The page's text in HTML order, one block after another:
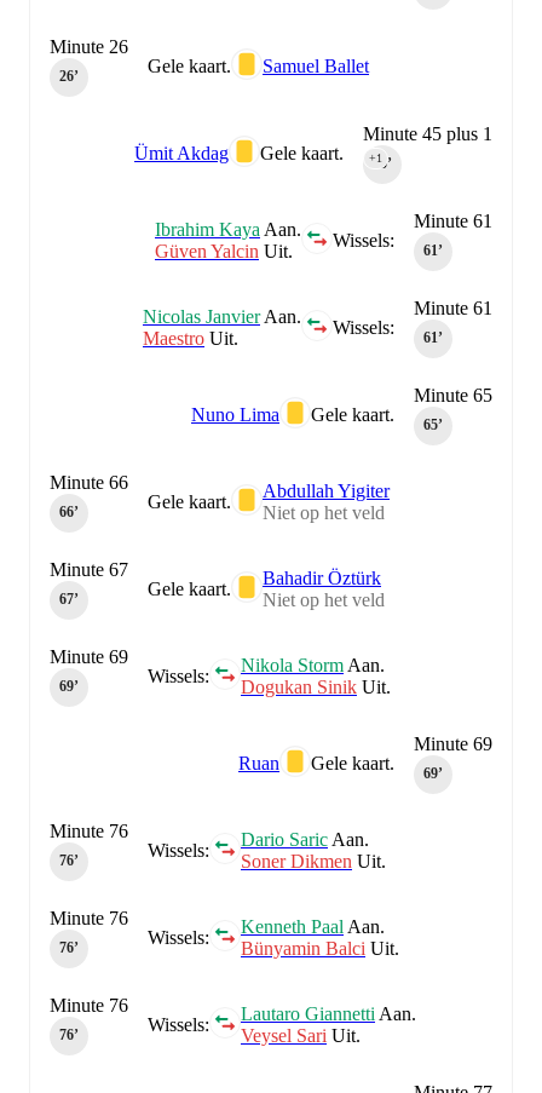
Gele kaart. Samuel Ballet
Minute 26
26‎’‎
Minute 45 plus 1
45‎’‎
+1
Gele kaart.
Ümit Akdag
Minute 61
61‎’‎
Wissels:
Ibrahim Kaya Aan.
Güven Yalcin Uit.
Minute 61
61‎’‎
Wissels:
Nicolas JanvierAan.
Maestro Uit.
Minute 65
65‎’‎
Gele kaart.
Nuno Lima
Gele kaart.
Abdullah Yigiter
Niet op het veld
Minute 66
66‎’‎
Gele kaart.
Bahadir Öztürk
Niet op het veld
Minute 67
67‎’‎
Wissels:
Nikola Storm Aan.
Dogukan Sinik Uit.
Minute 69
69‎’‎
Minute 69
69‎’‎
Gele kaart.
Ruan
Wissels:
Dario Saric Aan.
Soner Dikmen Uit.
Minute 76
76‎’‎
Wissels:
Kenneth Paal Aan.
Bünyamin Balci Uit.
Minute 76
76‎’‎
Wissels:
Lautaro Giannetti Aan.
Veysel Sari Uit.
Minute 76
76‎’‎